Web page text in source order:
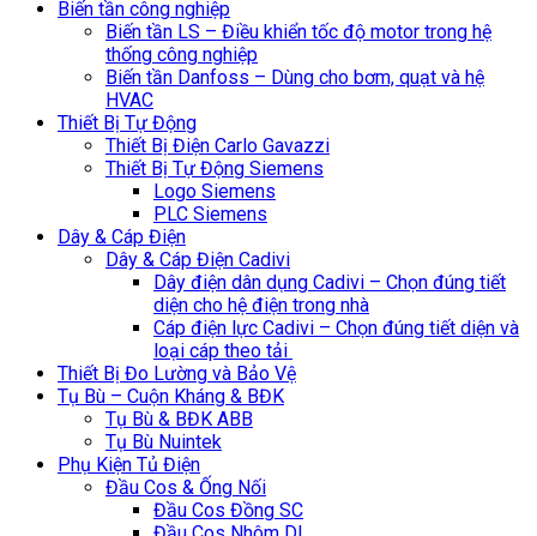
Biến tần công nghiệp
Biến tần LS – Điều khiển tốc độ motor trong hệ
thống công nghiệp
Biến tần Danfoss – Dùng cho bơm, quạt và hệ
HVAC
Thiết Bị Tự Động
Thiết Bị Điện Carlo Gavazzi
Thiết Bị Tự Động Siemens
Logo Siemens
PLC Siemens
Dây & Cáp Điện
Dây & Cáp Điện Cadivi
Dây điện dân dụng Cadivi – Chọn đúng tiết
diện cho hệ điện trong nhà
Cáp điện lực Cadivi – Chọn đúng tiết diện và
loại cáp theo tải
Thiết Bị Đo Lường và Bảo Vệ
Tụ Bù – Cuộn Kháng & BĐK
Tụ Bù & BĐK ABB
Tụ Bù Nuintek
Phụ Kiện Tủ Điện
Đầu Cos & Ống Nối
Đầu Cos Đồng SC